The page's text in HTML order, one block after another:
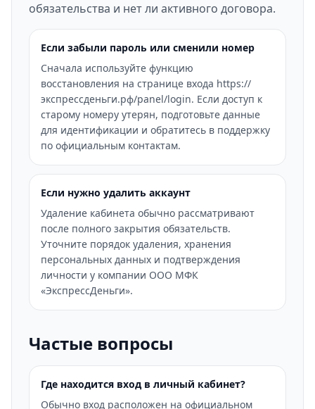
обязательства и нет ли активного договора.
Если забыли пароль или сменили номер
Сначала используйте функцию
восстановления на странице входа https://
экспрессденьги.рф/panel/login. Если доступ к
старому номеру утерян, подготовьте данные
для идентификации и обратитесь в поддержку
по официальным контактам.
Если нужно удалить аккаунт
Удаление кабинета обычно рассматривают
после полного закрытия обязательств.
Уточните порядок удаления, хранения
персональных данных и подтверждения
личности у компании ООО МФК
«ЭкспрессДеньги».
Частые вопросы
Где находится вход в личный кабинет?
Обычно вход расположен на официальном